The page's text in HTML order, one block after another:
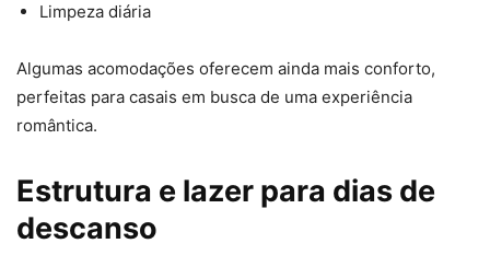
Limpeza diária
Algumas acomodações oferecem ainda mais conforto,
perfeitas para casais em busca de uma experiência
romântica.
Estrutura e lazer para dias de
descanso